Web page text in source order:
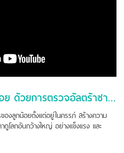
เช็กพัฒนาการของลูกน้อย ด้วยการตรวจอัลตร้าซาวด์ 4 มิติ
องลูกน้อยตั้งเเต่อยู่ในครรภ์ สร้างความ
ลกอันกว้างใหญ่ อย่างเเข็งเเรง เเละ